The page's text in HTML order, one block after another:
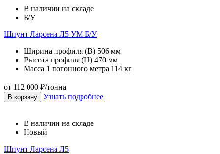
В наличии на складе
Б/У
Шпунт Ларсена Л5 УМ Б/У
Ширина профиля (В) 506 мм
Высота профиля (Н) 470 мм
Масса 1 погонного метра 114 кг
от 112 000 ₽/тонна
В корзину Узнать подробнее
В наличии на складе
Новый
Шпунт Ларсена Л5